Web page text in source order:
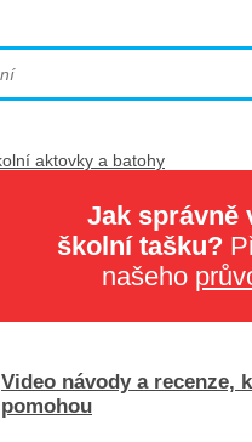
Jak správně
školní tašku?
našeho
Video návody a recenze,
pomohou